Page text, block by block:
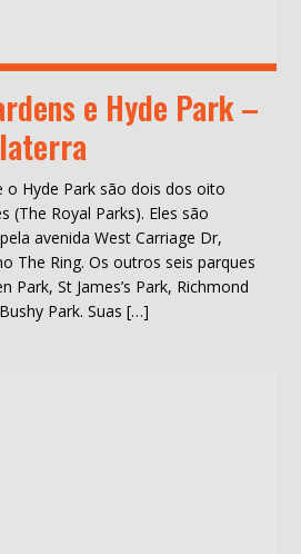
e Hyde Park –
o Hyde Park são dois dos oito
(The Royal Parks). Eles são
avenida West Carriage Dr,
The Ring. Os outros seis parques
Park, St James’s Park, Richmond
Park. Suas […]